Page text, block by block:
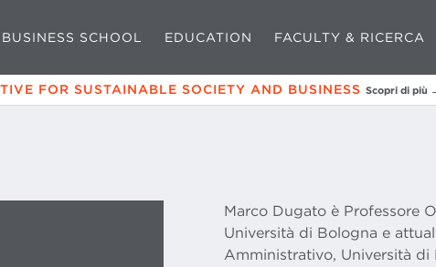
SCHOOL EDUCATION FACULTY & RICERCA
FOR SUSTAINABLE SOCIETY AND BUSINESS Scopri di più
Marco Dugato è Professore
Università di Bologna e
Amministrativo, Università di